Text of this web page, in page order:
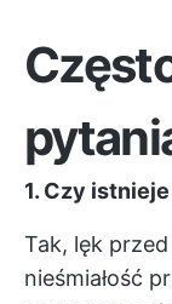
1. Czy
Tak, lęk
nieśmiałość